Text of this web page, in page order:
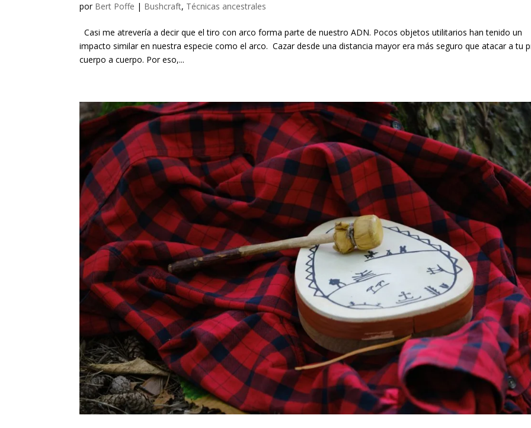
por Bert Poffe | Bushcraft, Técnicas ancestrales
Casi me atrevería a decir que el tiro con arco forma parte de nuestro ADN. Pocos objetos utilitarios han tenido un
impacto similar en nuestra especie como el arco. Cazar desde una distancia mayor era más seguro que atacar a tu
cuerpo a cuerpo. Por eso,...